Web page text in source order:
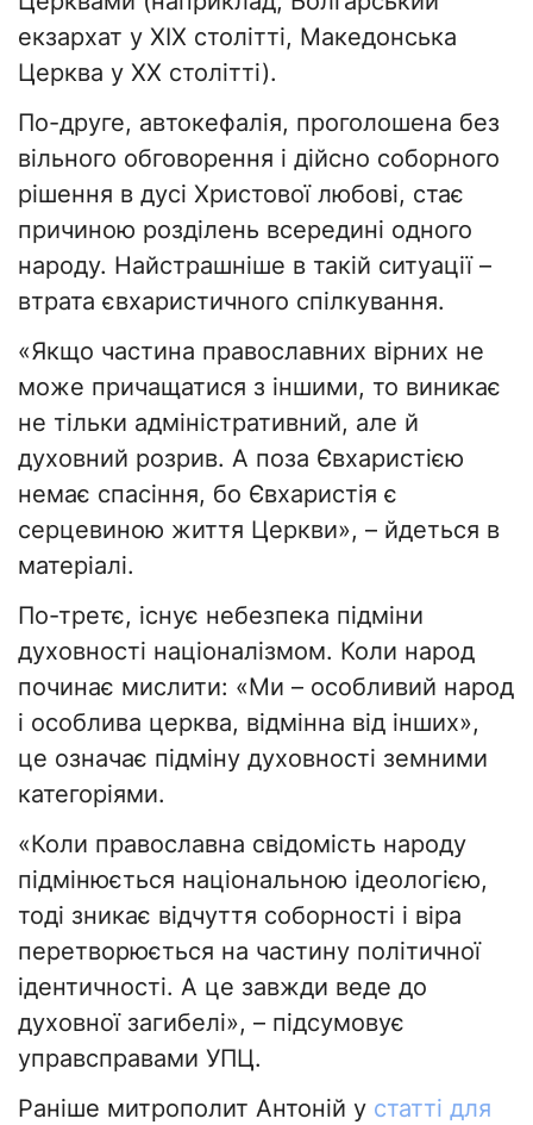
екзархат у XIX столітті, Македонська
Церква у XX столітті).
По-друге, автокефалія, проголошена без
вільного обговорення і дійсно соборного
рішення в дусі Христової любові, стає
причиною розділень всередині одного
народу. Найстрашніше в такій ситуації –
втрата євхаристичного спілкування.
«Якщо частина православних вірних не
може причащатися з іншими, то виникає
не тільки адміністративний, але й
духовний розрив. А поза Євхаристією
немає спасіння, бо Євхаристія є
серцевиною життя Церкви», – йдеться в
матеріалі.
По-третє, існує небезпека підміни
духовності націоналізмом. Коли народ
починає мислити: «Ми – особливий народ
і особлива церква, відмінна від інших»,
це означає підміну духовності земними
категоріями.
«Коли православна свідомість народу
підмінюється національною ідеологією,
тоді зникає відчуття соборності і віра
перетворюється на частину політичної
ідентичності. А це завжди веде до
духовної загибелі», – підсумовує
управсправами УПЦ.
Раніше митрополит Антоній у статті для